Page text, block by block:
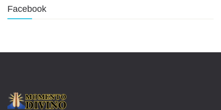
Facebook